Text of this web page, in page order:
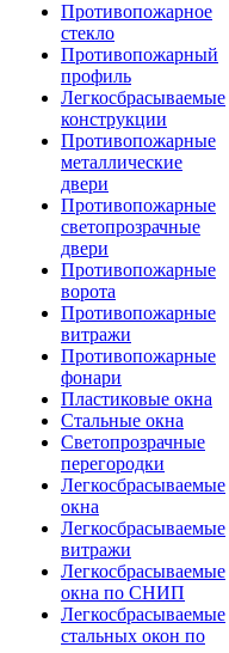
Противопожарное
стекло
Противопожарный
профиль
Легкосбрасываемые
конструкции
Противопожарные
металлические
двери
Противопожарные
светопрозрачные
двери
Противопожарные
ворота
Противопожарные
витражи
Противопожарные
фонари
Пластиковые окна
Стальные окна
Светопрозрачные
перегородки
Легкосбрасываемые
окна
Легкосбрасываемые
витражи
Легкосбрасываемые
окна по СНИП
Легкосбрасываемые
стальных окон по